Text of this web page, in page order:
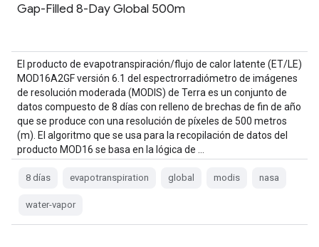
Gap-Filled 8-Day Global 500m
El producto de evapotranspiración/flujo de calor latente (ET/LE)
MOD16A2GF versión 6.1 del espectrorradiómetro de imágenes
de resolución moderada (MODIS) de Terra es un conjunto de
datos compuesto de 8 días con relleno de brechas de fin de año
que se produce con una resolución de píxeles de 500 metros
(m). El algoritmo que se usa para la recopilación de datos del
producto MOD16 se basa en la lógica de …
8 días evapotranspiration global modis nasa
water-vapor